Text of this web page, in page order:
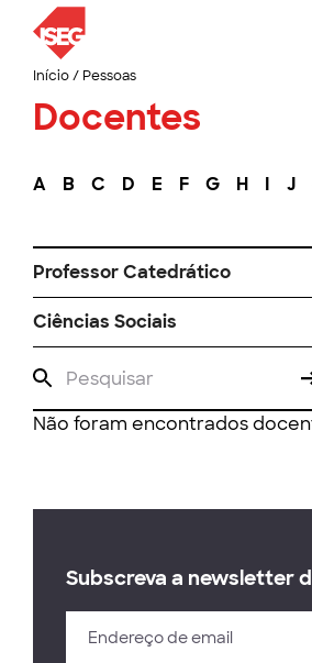
Início/ Pessoas
Docentes
A B C D E F G H I J
Professor Catedrático
Ciências Sociais
Não foram encontrados
Subscreva a newsletter